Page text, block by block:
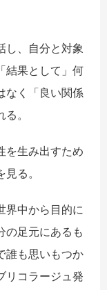
し、自分と対象
結果として」何
なく「良い関係
。
を生み出すため
る。
界中から目的に
の足元にあるも
誰も思いもつか
リコラージュ発